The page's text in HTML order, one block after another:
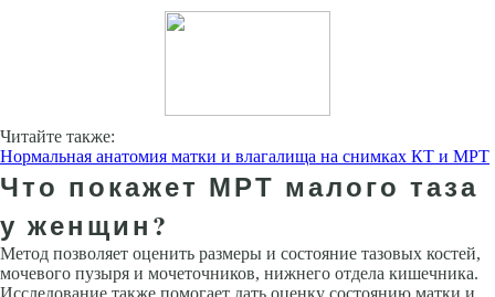
Читайте также:
Нормальная анатомия матки и влагалища на снимках КТ и МРТ
Что покажет МРТ малого таза
у женщин?
Метод позволяет оценить размеры и состояние тазовых костей,
мочевого пузыря и мочеточников, нижнего отдела кишечника.
Исследование также помогает дать оценку состоянию матки и